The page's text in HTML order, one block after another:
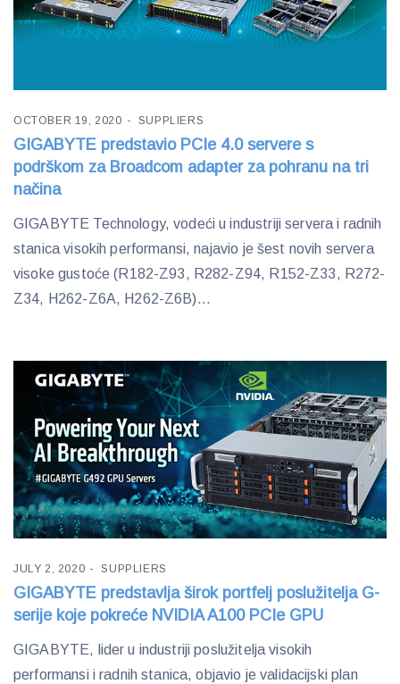
OCTOBER 19, 2020 SUPPLIERS
GIGABYTE predstavio PCIe 4.0 servere s
podrškom za Broadcom adapter za pohranu na tri
načina
GIGABYTE Technology, vodeći u industriji servera i radnih
stanica visokih performansi, najavio je šest novih servera
visoke gustoće (R182-Z93, R282-Z94, R152-Z33, R272-
Z34, H262-Z6A, H262-Z6B)...
JULY 2, 2020 SUPPLIERS
GIGABYTE predstavlja širok portfelj poslužitelja G-
serije koje pokreće NVIDIA A100 PCIe GPU
GIGABYTE, lider u industriji poslužitelja visokih
performansi i radnih stanica, objavio je validacijski plan